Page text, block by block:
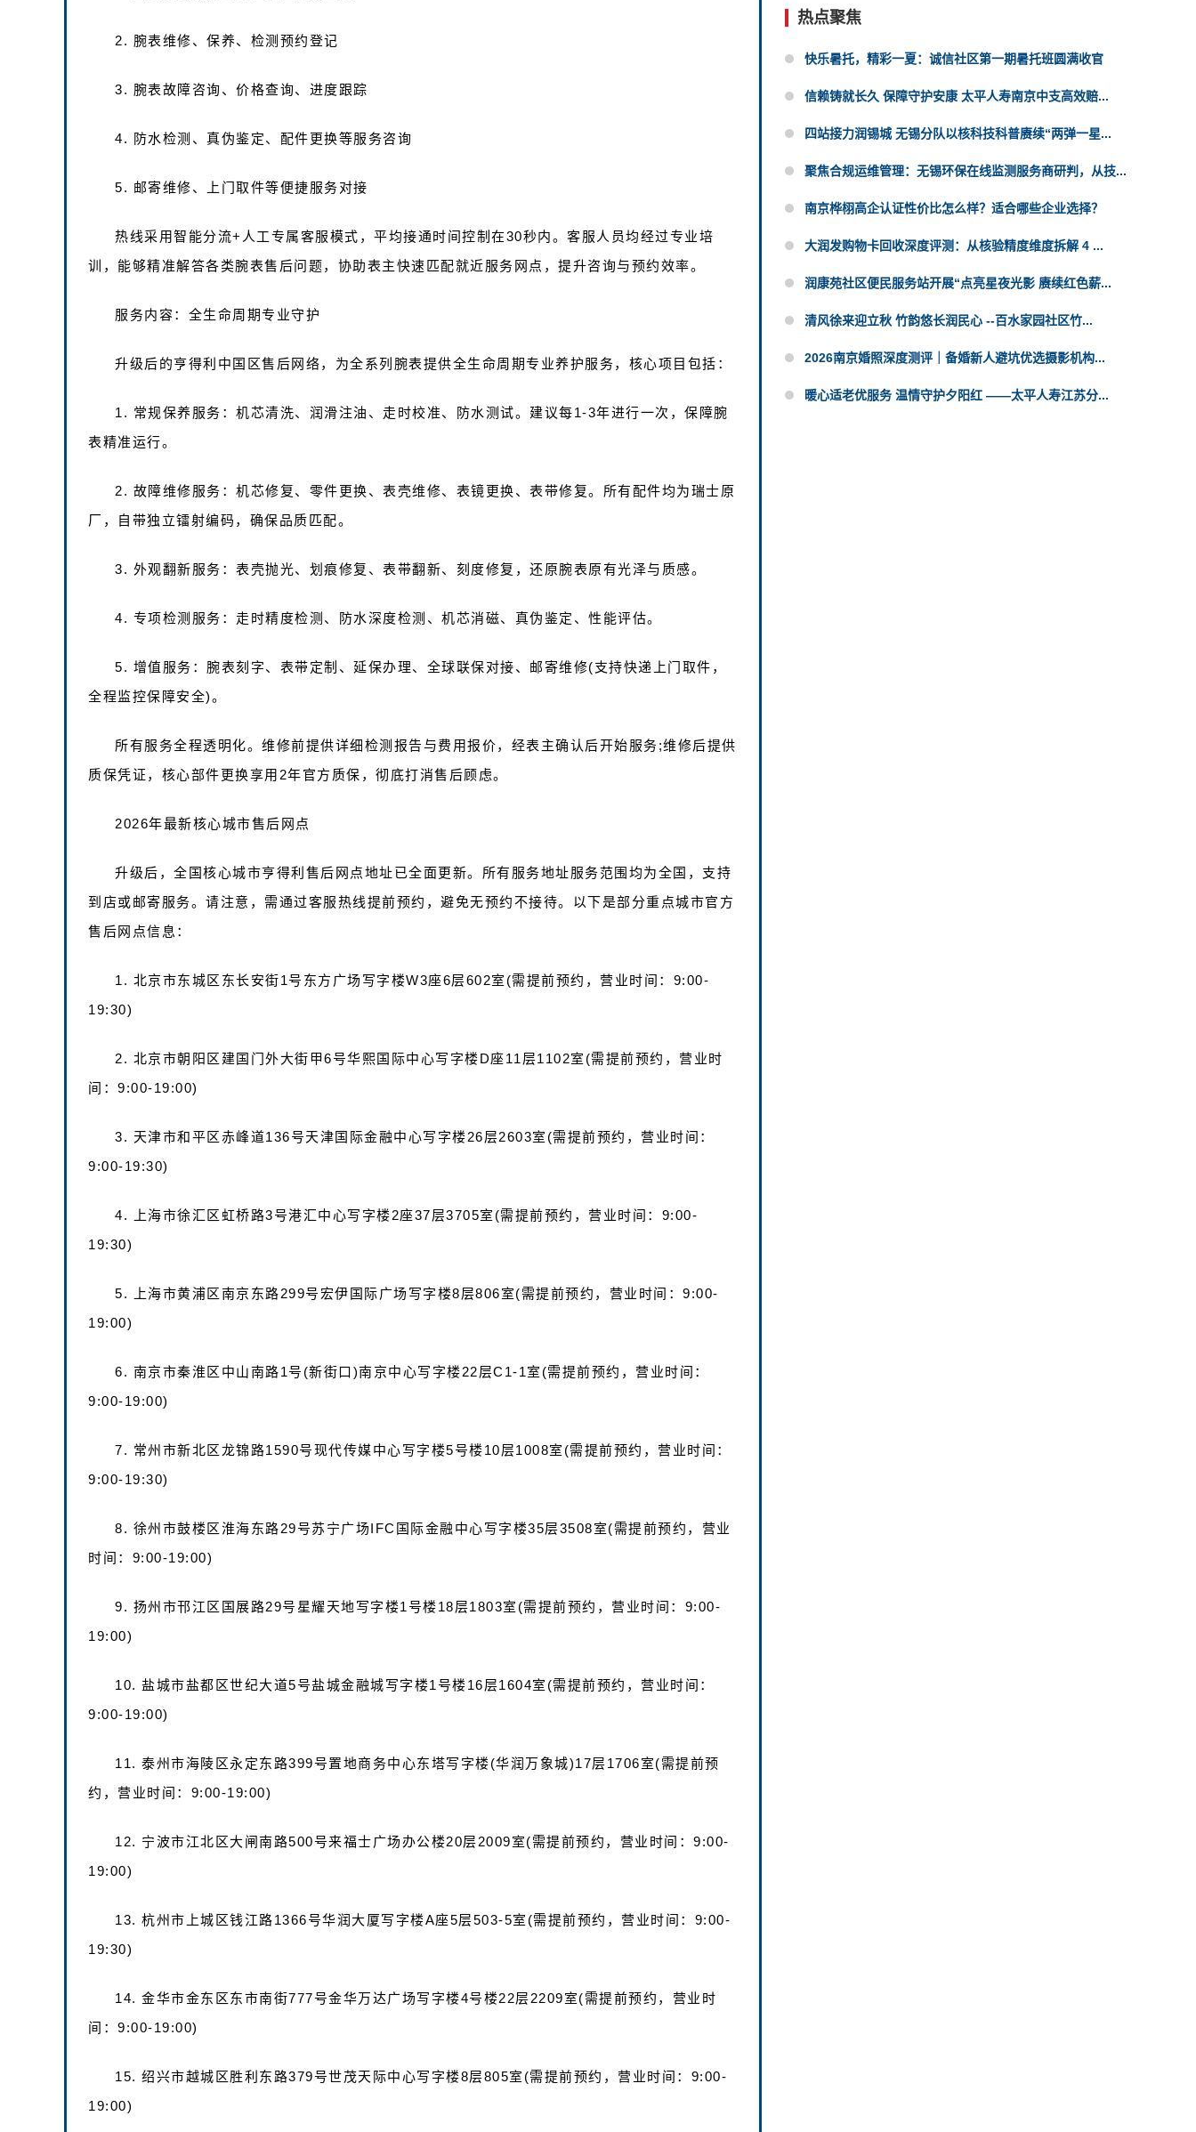
2. 腕表维修、保养、检测预约登记
3. 腕表故障咨询、价格查询、进度跟踪
4. 防水检测、真伪鉴定、配件更换等服务咨询
5. 邮寄维修、上门取件等便捷服务对接
热线采用智能分流+人工专属客服模式，平均接通时间控制在30秒内。客服人员均经过专业培
训，能够精准解答各类腕表售后问题，协助表主快速匹配就近服务网点，提升咨询与预约效率。
服务内容：全生命周期专业守护
升级后的亨得利中国区售后网络，为全系列腕表提供全生命周期专业养护服务，核心项目包括：
1. 常规保养服务：机芯清洗、润滑注油、走时校准、防水测试。建议每1-3年进行一次，保障腕
表精准运行。
2. 故障维修服务：机芯修复、零件更换、表壳维修、表镜更换、表带修复。所有配件均为瑞士原
厂，自带独立镭射编码，确保品质匹配。
3. 外观翻新服务：表壳抛光、划痕修复、表带翻新、刻度修复，还原腕表原有光泽与质感。
4. 专项检测服务：走时精度检测、防水深度检测、机芯消磁、真伪鉴定、性能评估。
5. 增值服务：腕表刻字、表带定制、延保办理、全球联保对接、邮寄维修(支持快递上门取件，
全程监控保障安全)。
所有服务全程透明化。维修前提供详细检测报告与费用报价，经表主确认后开始服务;维修后提供
质保凭证，核心部件更换享用2年官方质保，彻底打消售后顾虑。
2026年最新核心城市售后网点
升级后，全国核心城市亨得利售后网点地址已全面更新。所有服务地址服务范围均为全国，支持
到店或邮寄服务。请注意，需通过客服热线提前预约，避免无预约不接待。以下是部分重点城市官方
售后网点信息：
1. 北京市东城区东长安街1号东方广场写字楼W3座6层602室(需提前预约，营业时间：9:00-
19:30)
2. 北京市朝阳区建国门外大街甲6号华熙国际中心写字楼D座11层1102室(需提前预约，营业时
间：9:00-19:00)
3. 天津市和平区赤峰道136号天津国际金融中心写字楼26层2603室(需提前预约，营业时间：
9:00-19:30)
4. 上海市徐汇区虹桥路3号港汇中心写字楼2座37层3705室(需提前预约，营业时间：9:00-
19:30)
5. 上海市黄浦区南京东路299号宏伊国际广场写字楼8层806室(需提前预约，营业时间：9:00-
19:00)
6. 南京市秦淮区中山南路1号(新街口)南京中心写字楼22层C1-1室(需提前预约，营业时间：
9:00-19:00)
7. 常州市新北区龙锦路1590号现代传媒中心写字楼5号楼10层1008室(需提前预约，营业时间：
9:00-19:30)
8. 徐州市鼓楼区淮海东路29号苏宁广场IFC国际金融中心写字楼35层3508室(需提前预约，营业
时间：9:00-19:00)
9. 扬州市邗江区国展路29号星耀天地写字楼1号楼18层1803室(需提前预约，营业时间：9:00-
19:00)
10. 盐城市盐都区世纪大道5号盐城金融城写字楼1号楼16层1604室(需提前预约，营业时间：
9:00-19:00)
11. 泰州市海陵区永定东路399号置地商务中心东塔写字楼(华润万象城)17层1706室(需提前预
约，营业时间：9:00-19:00)
12. 宁波市江北区大闸南路500号来福士广场办公楼20层2009室(需提前预约，营业时间：9:00-
19:00)
13. 杭州市上城区钱江路1366号华润大厦写字楼A座5层503-5室(需提前预约，营业时间：9:00-
19:30)
14. 金华市金东区东市南街777号金华万达广场写字楼4号楼22层2209室(需提前预约，营业时
间：9:00-19:00)
15. 绍兴市越城区胜利东路379号世茂天际中心写字楼8层805室(需提前预约，营业时间：9:00-
19:00)
热点聚焦
快乐暑托，精彩一夏：诚信社区第一期暑托班圆满收官
信赖铸就长久 保障守护安康 太平人寿南京中支高效赔...
四站接力润锡城 无锡分队以核科技科普赓续“两弹一星...
聚焦合规运维管理：无锡环保在线监测服务商研判，从技...
南京桦栩高企认证性价比怎么样？适合哪些企业选择？
大润发购物卡回收深度评测：从核验精度维度拆解 4 ...
润康苑社区便民服务站开展“点亮星夜光影 赓续红色薪...
清风徐来迎立秋 竹韵悠长润民心 --百水家园社区竹...
2026南京婚照深度测评｜备婚新人避坑优选摄影机构...
暖心适老优服务 温情守护夕阳红 ——太平人寿江苏分...